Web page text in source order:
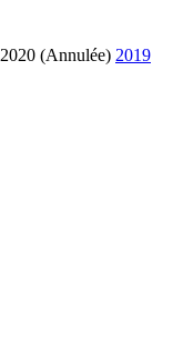
2020 (Annulée) 2019